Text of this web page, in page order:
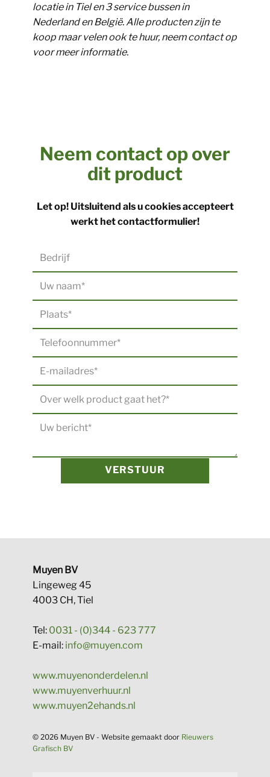
locatie in Tiel en 3 service bussen in
Nederland en België. Alle producten zijn te
koop maar velen ook te huur, neem contact op
voor meer informatie.
Neem contact op over
dit product
Let op! Uitsluitend als u cookies accepteert
werkt het contactformulier!
VERSTUUR
Muyen BV
Lingeweg 45
4003 CH, Tiel
Tel: 0031 - (0)344 - 623 777
E-mail: info@muyen.com
www.muyenonderdelen.nl
www.muyenverhuur.nl
www.muyen2ehands.nl
© 2026 Muyen BV - Website gema​akt door Rieuwers
Grafisch BV